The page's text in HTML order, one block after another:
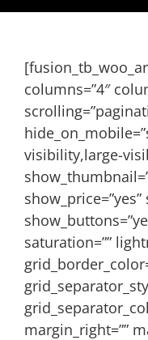
SAÇ EKİMİ
GALERİ
İLETİŞİM
columns=”4″
visibility,large-
saturation=””
margin_right=””